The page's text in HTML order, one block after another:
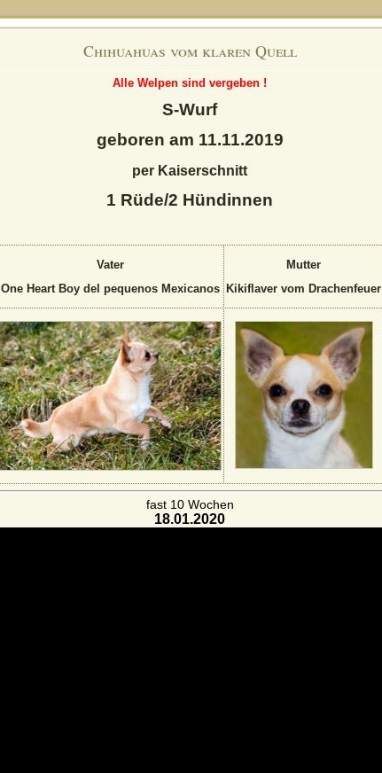
Chihuahuas vom klaren Quell
Alle Welpen sind vergeben !
S-Wurf
geboren am 11.11.2019
per Kaiserschnitt
1 Rüde/2 Hündinnen
Vater
One Heart Boy del pequenos Mexicanos
Mutter
Kikiflaver vom Drachenfeuer
fast 10 Wochen
18.01.2020